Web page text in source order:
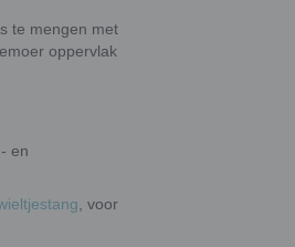
te mengen met
oppervlak
en
, voor